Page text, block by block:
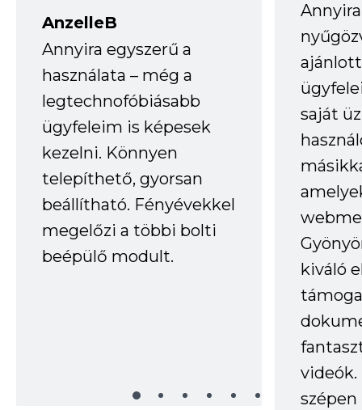
AnzelleB
Annyira egyszerű a
használata – még a
legtechnofóbiásabb
ügyfeleim is képesek
kezelni. Könnyen
telepíthető, gyorsan
beállítható. Fényévekkel
megelőzi a többi bolti
beépülő modult.
saját
kiváló
videók.